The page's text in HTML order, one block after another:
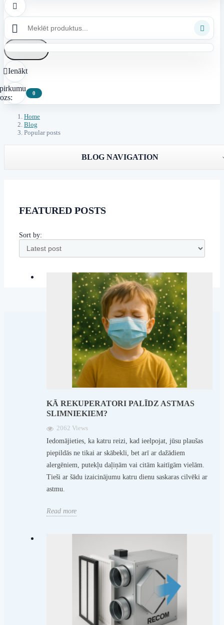

 
Ienākt
0
Home
Blog
Popular posts
BLOG NAVIGATION
FEATURED POSTS
Sort by:
KĀ REKUPERATORI PALĪDZ ASTMAS
SLIMNIEKIEM?
2062 Views
Iedomājieties, ka katru reizi, kad ieelpojat, jūsu plaušas
piepildās ne tikai ar skābekli, bet arī ar dažādiem
alergēniem, putekļu daļiņām vai citām kaitīgām vielām.
Tieši ar šādu izaicinājumu katru dienu saskaras cilvēki ar
astmu.
Read more